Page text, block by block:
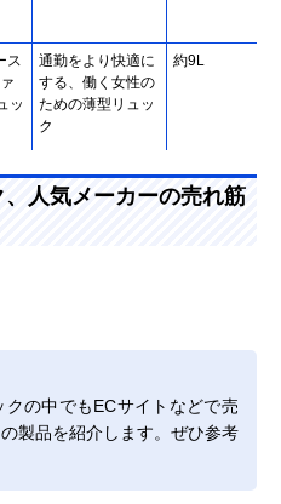
ス
ッ
通勤をより快適に
する、働く女性の
ための薄型リュッ
ク
約9L
ポ
カジュアルからビ
ジネスまで、幅広
いシーンで活躍
15L
人気メーカーの売れ筋
の中でもECサイトなどで売
製品を紹介します。ぜひ参考